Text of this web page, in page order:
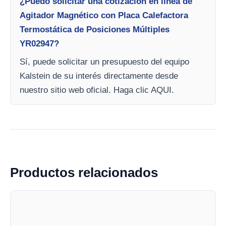
Agitador Magnético con Placa Calefactora
Termostática de Posiciones Múltiples
YR02947?
Sí, puede solicitar un presupuesto del equipo
Kalstein de su interés directamente desde
nuestro sitio web oficial. Haga clic AQUI.
Productos relacionados